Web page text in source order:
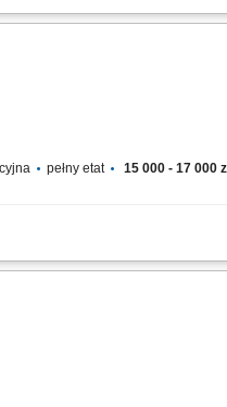
dokumentacji technicznej
pełny etat 15 000 - 17 000
obróbki oraz nadzorowanie